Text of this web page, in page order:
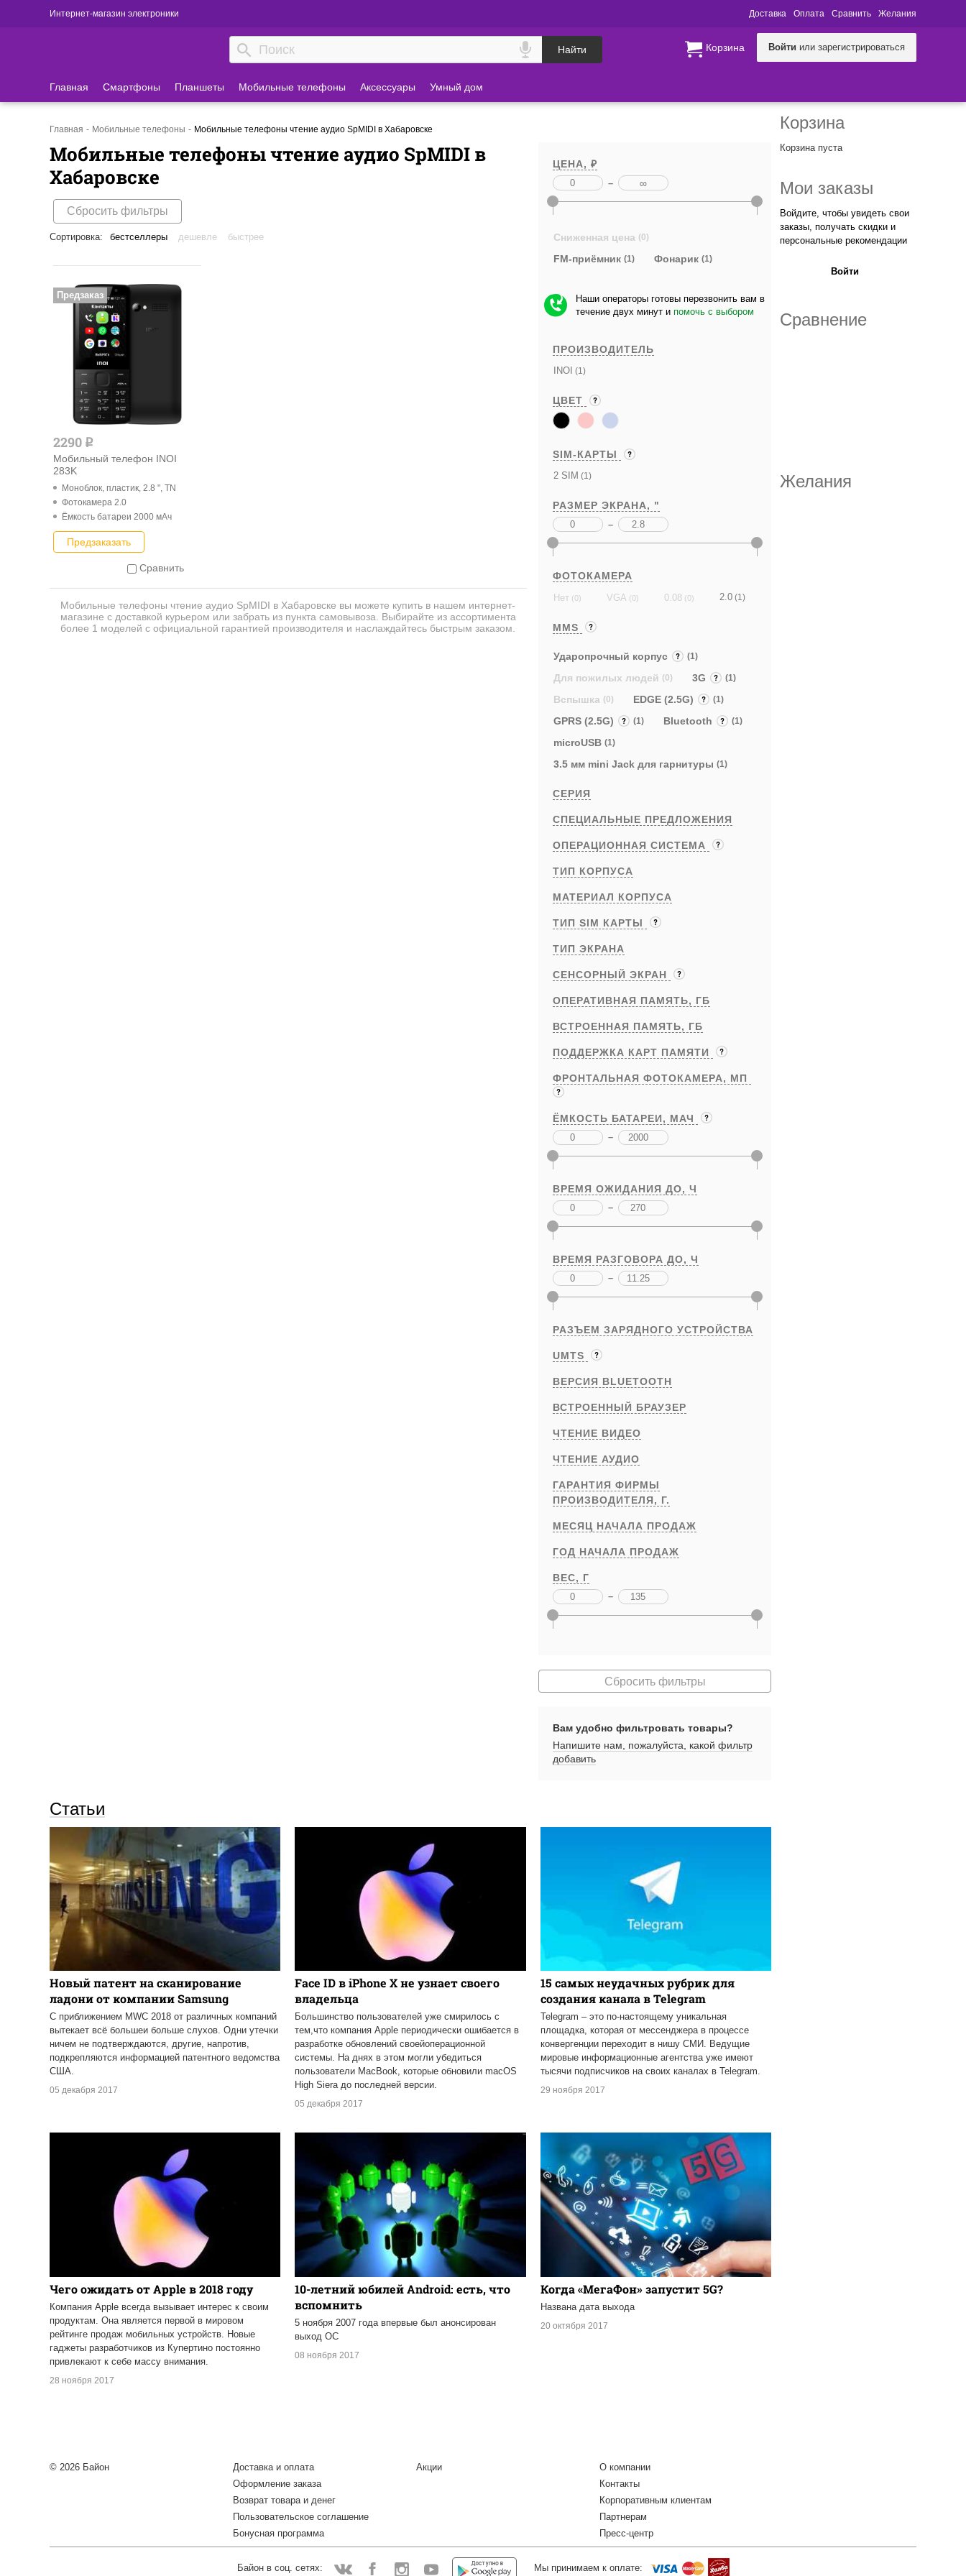
Интернет-магазин электроники Доставка Оплата Сравнить Желания
Найти Корзина Войти или зарегистрироваться
Главная Смартфоны Планшеты Мобильные телефоны Аксессуары Умный дом
Главная Мобильные телефоны Мобильные телефоны чтение аудио SpMIDI в Хабаровске
Мобильные телефоны чтение аудио SpMIDI в
Хабаровске
Сбросить фильтры
Сортировка: бестселлеры дешевле быстрее
Мобильные телефоны чтение аудио SpMIDI в Хабаровске вы можете купить в нашем интернет-
магазине с доставкой курьером или забрать из пункта самовывоза. Выбирайте из ассортимента
более 1 моделей с официальной гарантией производителя и наслаждайтесь быстрым заказом.
2290 q
Мобильный телефон INOI
283K
Моноблок, пластик, 2.8 ", TN
Фотокамера 2.0
Ёмкость батареи 2000 мАч
Предзаказать
Сравнить
Предзаказ
ЦЕНА, ₽
–
Сниженная цена (0)
FM-приёмник (1) Фонарик (1)
Наши операторы готовы перезвонить вам в
течение двух минут и помочь с выбором
ПРОИЗВОДИТЕЛЬ
INOI (1)
ЦВЕТ
SIM-КАРТЫ
2 SIM (1)
РАЗМЕР ЭКРАНА, "
–
ФОТОКАМЕРА
Нет (0) VGA (0) 0.08 (0) 2.0 (1)
MMS
Ударопрочный корпус (1)
Для пожилых людей (0) 3G (1)
Вспышка (0) EDGE (2.5G) (1)
GPRS (2.5G) (1) Bluetooth (1)
microUSB (1)
3.5 мм mini Jack для гарнитуры (1)
СЕРИЯ
СПЕЦИАЛЬНЫЕ ПРЕДЛОЖЕНИЯ
ОПЕРАЦИОННАЯ СИСТЕМА
ТИП КОРПУСА
МАТЕРИАЛ КОРПУСА
ТИП SIM КАРТЫ
ТИП ЭКРАНА
СЕНСОРНЫЙ ЭКРАН
ОПЕРАТИВНАЯ ПАМЯТЬ, ГБ
ВСТРОЕННАЯ ПАМЯТЬ, ГБ
ПОДДЕРЖКА КАРТ ПАМЯТИ
ФРОНТАЛЬНАЯ ФОТОКАМЕРА, МП
ЁМКОСТЬ БАТАРЕИ, МАЧ
–
ВРЕМЯ ОЖИДАНИЯ ДО, Ч
–
ВРЕМЯ РАЗГОВОРА ДО, Ч
–
РАЗЪЕМ ЗАРЯДНОГО УСТРОЙСТВА
UMTS
ВЕРСИЯ BLUETOOTH
ВСТРОЕННЫЙ БРАУЗЕР
ЧТЕНИЕ ВИДЕО
ЧТЕНИЕ АУДИО
ГАРАНТИЯ ФИРМЫ
ПРОИЗВОДИТЕЛЯ, Г.
МЕСЯЦ НАЧАЛА ПРОДАЖ
ГОД НАЧАЛА ПРОДАЖ
ВЕС, Г
–
Сбросить фильтры
Вам удобно фильтровать товары?
Напишите нам, пожалуйста, какой фильтр
добавить
Статьи
Новый патент на сканирование
ладони от компании Samsung
С приближением MWC 2018 от различных компаний
вытекает всё большеи больше слухов. Одни утечки
ничем не подтверждаются, другие, напротив,
подкрепляются информацией патентного ведомства
США.
05 декабря 2017
Face ID в iPhone X не узнает своего
владельца
Большинство пользователей уже смирилось с
тем,что компания Apple периодически ошибается в
разработке обновлений своейоперационной
системы. На днях в этом могли убедиться
пользователи MacBook, которые обновили macOS
High Siera до последней версии.
05 декабря 2017
15 самых неудачных рубрик для
создания канала в Telegram
Telegram – это по-настоящему уникальная
площадка, которая от мессенджера в процессе
конвергенции переходит в нишу СМИ. Ведущие
мировые информационные агентства уже имеют
тысячи подписчиков на своих каналах в Telegram.
29 ноября 2017
Чего ожидать от Apple в 2018 году
Компания Apple всегда вызывает интерес к своим
продуктам. Она является первой в мировом
рейтинге продаж мобильных устройств. Новые
гаджеты разработчиков из Купертино постоянно
привлекают к себе массу внимания.
28 ноября 2017
10-летний юбилей Android: есть, что
вспомнить
5 ноября 2007 года впервые был анонсирован
выход ОС
08 ноября 2017
Когда «МегаФон» запустит 5G?
Названа дата выхода
20 октября 2017
Корзина
Корзина пуста
Мои заказы
Войдите, чтобы увидеть свои
заказы, получать скидки и
персональные рекомендации
Войти
Сравнение
Желания
© 2026 Байон
Доставка и оплата
Оформление заказа
Возврат товара и денег
Пользовательское соглашение
Бонусная программа
Акции
О компании
Контакты
Корпоративным клиентам
Партнерам
Пресс-центр
Байон в соц. сетях: Мы принимаем к оплате: